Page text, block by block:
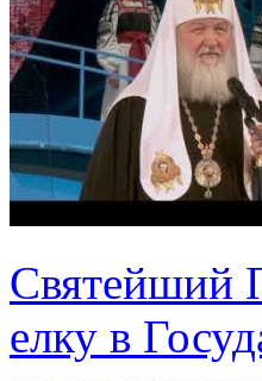
Святейший
елку в